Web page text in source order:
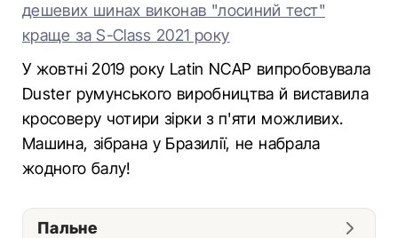
дешевих шинах виконав "лосиний тест"
краще за S-Class 2021 року
У жовтні 2019 року Latin NCAP випробовувала
Duster румунського виробництва й виставила
кросоверу чотири зірки з п'яти можливих.
Машина, зібрана у Бразилії, не набрала
жодного балу!
Пальне